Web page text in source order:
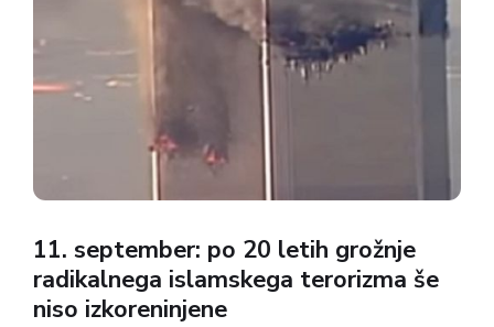
11. september: po 20 letih grožnje
radikalnega islamskega terorizma še
niso izkoreninjene